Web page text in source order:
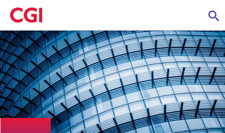
Skip
to
main
content